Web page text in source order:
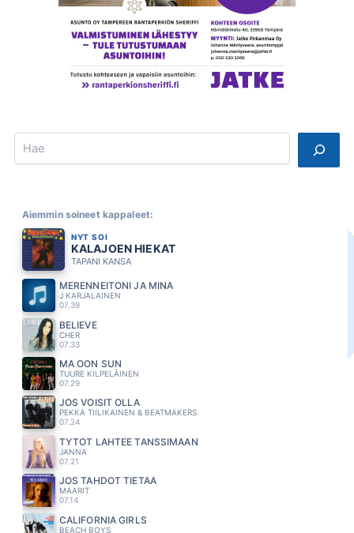
Search
Aiemmin soineet kappaleet:
NYT SOI
KALAJOEN HIEKAT
TAPANI KANSA
MERENNEITONI JA MINA
J KARJALAINEN
07.39
BELIEVE
CHER
07.33
MÄ OON SUN
TUURE KILPELÄINEN
07.29
JOS VOISIT OLLA
PEKKA TIILIKAINEN & BEATMAKERS
07.24
TYTÖT LAHTEE TANSSIMAAN
JANNA
07.21
JOS TAHDOT TIETÄÄ
MAARIT
07.14
CALIFORNIA GIRLS
BEACH BOYS